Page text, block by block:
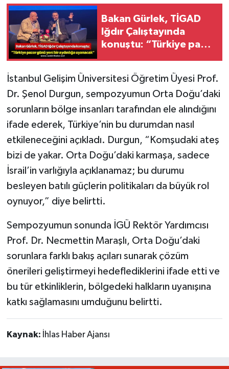
Bakan Gürlek, TİGAD
Iğdır Çalıştayında
konuştu: “Türkiye pazar
uyanacak”
İstanbul Gelişim Üniversitesi Öğretim Üyesi Prof.
Dr. Şenol Durgun, sempozyumun Orta Doğu’daki
sorunların bölge insanları tarafından ele alındığını
ifade ederek, Türkiye’nin bu durumdan nasıl
etkileneceğini açıkladı. Durgun, “Komşudaki ateş
bizi de yakar. Orta Doğu’daki karmaşa, sadece
İsrail’in varlığıyla açıklanamaz; bu durumu
besleyen batılı güçlerin politikaları da büyük rol
oynuyor,” diye belirtti.
Sempozyumun sonunda İGÜ Rektör Yardımcısı
Prof. Dr. Necmettin Maraşlı, Orta Doğu’daki
sorunlara farklı bakış açıları sunarak çözüm
önerileri geliştirmeyi hedeflediklerini ifade etti ve
bu tür etkinliklerin, bölgedeki halkların uyanışına
katkı sağlamasını umduğunu belirtti.
Kaynak: İhlas Haber Ajansı